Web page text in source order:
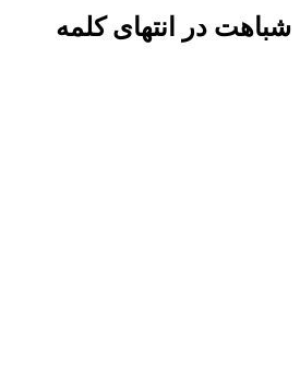
شباهت در انتهای کلمه